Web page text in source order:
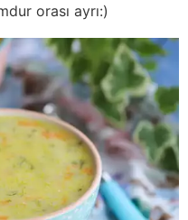
orası ayrı:)